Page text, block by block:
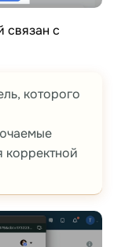
связан с
которого
корректной